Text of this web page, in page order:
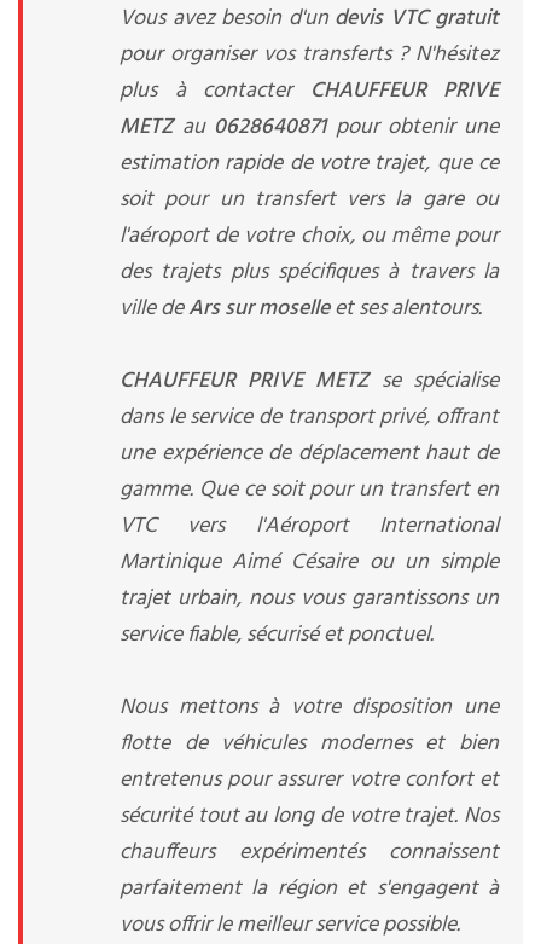
Vous avez besoin d'un devis VTC gratuit
pour organiser vos transferts ? N'hésitez
plus à contacter CHAUFFEUR PRIVE
METZ au 0628640871pour obtenir une
estimation rapide de votre trajet, que ce
soit pour un transfert vers la gare ou
l'aéroport de votre choix, ou même pour
des trajets plus spécifiques à travers la
ville deArs sur moselleet ses alentours.
CHAUFFEUR PRIVE METZ se spécialise
dans le service de transport privé, offrant
une expérience de déplacement haut de
gamme. Que ce soit pour un transfert en
VTC vers l'Aéroport International
Martinique Aimé Césaire ou un simple
trajet urbain, nous vous garantissons un
service fiable, sécurisé et ponctuel.
Nous mettons à votre disposition une
flotte de véhicules modernes et bien
entretenus pour assurer votre confort et
sécurité tout au long de votre trajet. Nos
chauffeurs expérimentés connaissent
parfaitement la région et s'engagent à
vous offrir le meilleur service possible.